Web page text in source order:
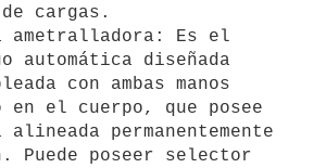
cargas.
automática diseñada
con ambas manos
en el cuerpo, que posee
alineada permanentemente
Puede poseer selector